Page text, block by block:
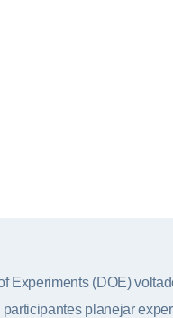
(DOE)
planejar